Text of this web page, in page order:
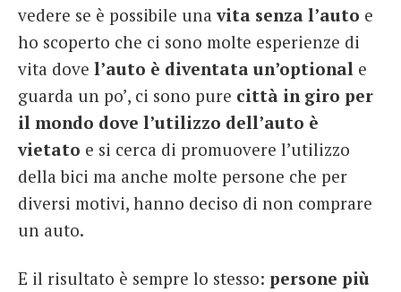
vedere se è possibile unavita senza l’auto e
ho scoperto che ci sono molte esperienze di
vita dove l’auto è diventata un’optional e
guarda un po’, ci sono pure città in giro per
il mondo dove l’utilizzo dell’auto è
vietato e si cerca di promuovere l’utilizzo
della bici ma anche molte persone che per
diversi motivi, hanno deciso di non comprare
un auto.
E il risultato è sempre lo stesso: persone più